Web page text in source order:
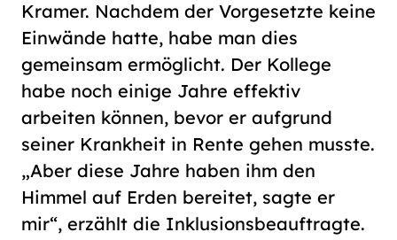
Kramer. Nachdem der Vorgesetzte keine
Einwände hatte, habe man dies
gemeinsam ermöglicht. Der Kollege
habe noch einige Jahre effektiv
arbeiten können, bevor er aufgrund
seiner Krankheit in Rente gehen musste.
„Aber diese Jahre haben ihm den
Himmel auf Erden bereitet, sagte er
mir“, erzählt die Inklusionsbeauftragte.